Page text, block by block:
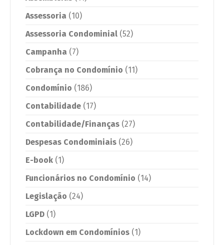
Assessoria (10)
Assessoria Condominial (52)
Campanha (7)
Cobrança no Condomínio (11)
Condomínio (186)
Contabilidade (17)
Contabilidade/Finanças (27)
Despesas Condominiais (26)
E-book (1)
Funcionários no Condomínio (14)
Legislação (24)
LGPD (1)
Lockdown em Condomínios (1)